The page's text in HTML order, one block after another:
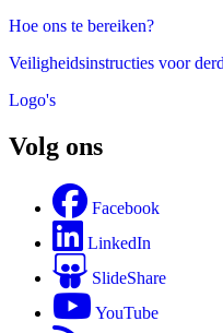
Hoe ons te bereiken?
Veiligheidsinstructies voor
Logo's
Volg ons
Facebook
LinkedIn
SlideShare
YouTube